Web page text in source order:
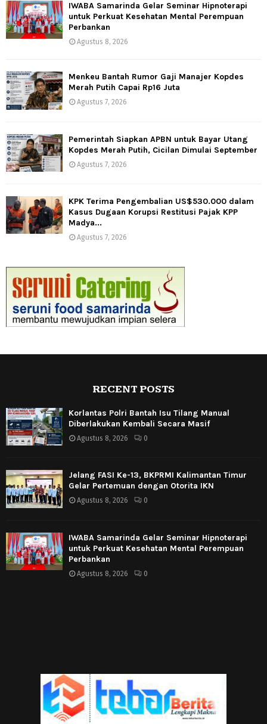
IWABA Samarinda Gelar Seminar Hipnoterapi
untuk Perkuat Kesehatan Mental Perempuan
Perbankan
Agustus 8, 2026
Menkeu Bantah Rumor Gaji Manajer Kopdes
Merah Putih Capai Rp16 Juta
Agustus 7, 2026
Pemerintah Siapkan APBN untuk Bayar Utang
Kopdes Merah Putih, Cicilan Dimulai September
Agustus 7, 2026
KPK Terima Pengembalian US$530.000 dalam
Kasus Dugaan Korupsi Restitusi Pajak KPP
Madya...
Agustus 7, 2026
RECENT POSTS
Korlantas Polri Bantah Isu Tilang Manual
Diberlakukan Kembali Secara Masif
Agustus 8, 2026 0
Jelang FASI Ke-13, BKPRMI Kalimantan Timur
Gelar Pertemuan dengan Otorita IKN
Agustus 8, 2026 0
IWABA Samarinda Gelar Seminar Hipnoterapi
untuk Perkuat Kesehatan Mental Perempuan
Perbankan
Agustus 8, 2026 0